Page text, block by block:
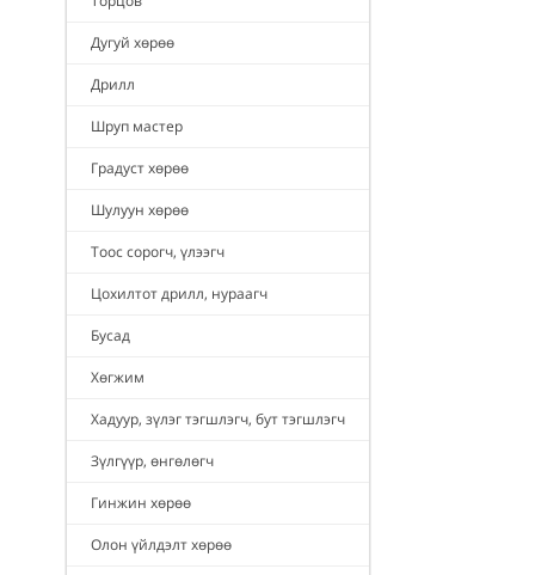
Дугуй хөрөө
Дрилл
Шруп мастер
Градуст хөрөө
Шулуун хөрөө
Тоос сорогч, үлээгч
Цохилтот дрилл, нураагч
Бусад
Хөгжим
Хадуур, зүлэг тэгшлэгч, бут тэгшлэгч
Зүлгүүр, өнгөлөгч
Гинжин хөрөө
Олон үйлдэлт хөрөө